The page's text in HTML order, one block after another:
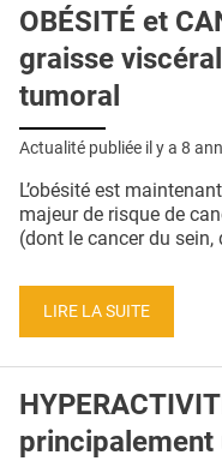
E-REVUE SAD
THÉMA
L'APP
PUBLICITÉ
CONTACT
OBÉSITÉ et
graisse
tumoral
Actualité publiée il y a 8
L’obésité est
majeur de risque de
(dont le cancer du sein,
LIRE LA SUITE